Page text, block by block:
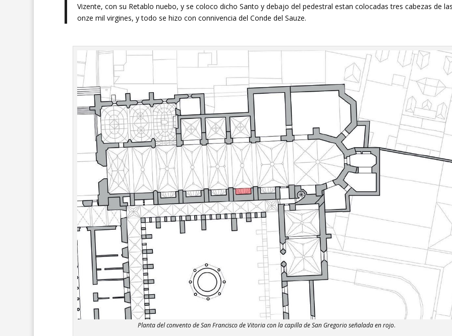
Vizente, con su Retablo nuebo, y se coloco dicho Santo y debajo del pedestral estan colocadas tres cabezas de
onze mil virgines, y todo se hizo con connivencia del Conde del Sauze.
Planta del convento de San Francisco de Vitoria con la capilla de San Gregorio señalada en rojo.